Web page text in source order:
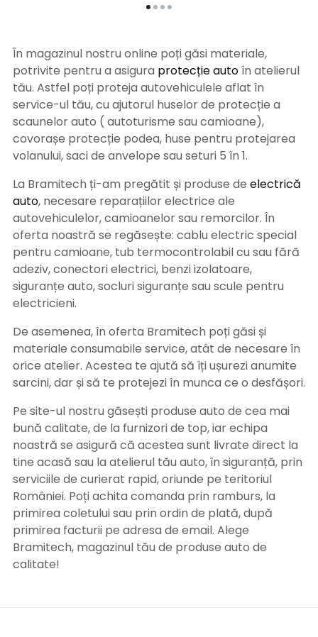
În magazinul nostru online poți găsi materiale,
potrivite pentru a asigura protecție autoîn atelierul
tău. Astfel poți proteja autovehiculele aflat în
service-ul tău, cu ajutorul huselor de protecție a
scaunelor auto ( autoturisme sau camioane),
covorașe protecție podea, huse pentru protejarea
volanului, saci de anvelope sau seturi 5 în 1.
La Bramitech ți-am pregătit și produse de electrică
auto, necesare reparațiilor electrice ale
autovehiculelor, camioanelor sau remorcilor. În
oferta noastră se regăsește: cablu electric special
pentru camioane, tub termocontrolabil cu sau fără
adeziv, conectori electrici, benzi izolatoare,
siguranțe auto, socluri siguranțe sau scule pentru
electricieni.
De asemenea, în oferta Bramitech poți găsi și
materiale consumabile service, atât de necesare în
orice atelier. Acestea te ajută să îți ușurezi anumite
sarcini, dar și să te protejezi în munca ce o desfășori.
Pe site-ul nostru găsești produse auto de cea mai
bună calitate, de la furnizori de top, iar echipa
noastră se asigură că acestea sunt livrate direct la
tine acasă sau la atelierul tău auto, în siguranță, prin
serviciile de curierat rapid, oriunde pe teritoriul
României. Poți achita comanda prin ramburs, la
primirea coletului sau prin ordin de plată, după
primirea facturii pe adresa de email. Alege
Bramitech, magazinul tău de produse auto de
calitate!